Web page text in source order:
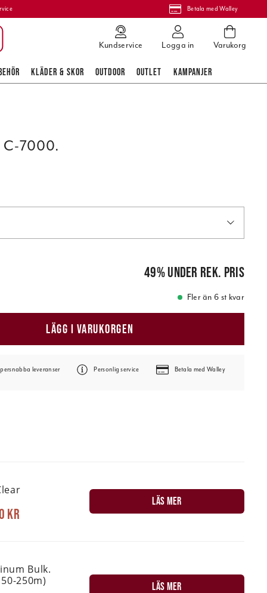
Betala med Walley
Kundservice Logga in Varukorg
KLÄDER & SKOR OUTDOOR OUTLET KAMPANJER
C-7000.
49%under rek. pris
Fler än 6 st kvar
LÄGG I VARUKORGEN
leveranser Personlig service Betala med Walley
kr
LÄS MER
Bulk.
250m)
LÄS MER